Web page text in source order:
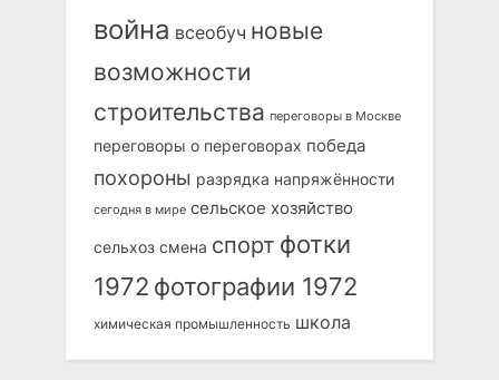
война всеобуч новые
возможности
строительства переговоры в Москве
переговоры о переговорах победа
похороны разрядка напряжённости
сегодня в мире сельское хозяйство
сельхоз смена спорт фотки
1972 фотографии 1972
химическая промышленность школа